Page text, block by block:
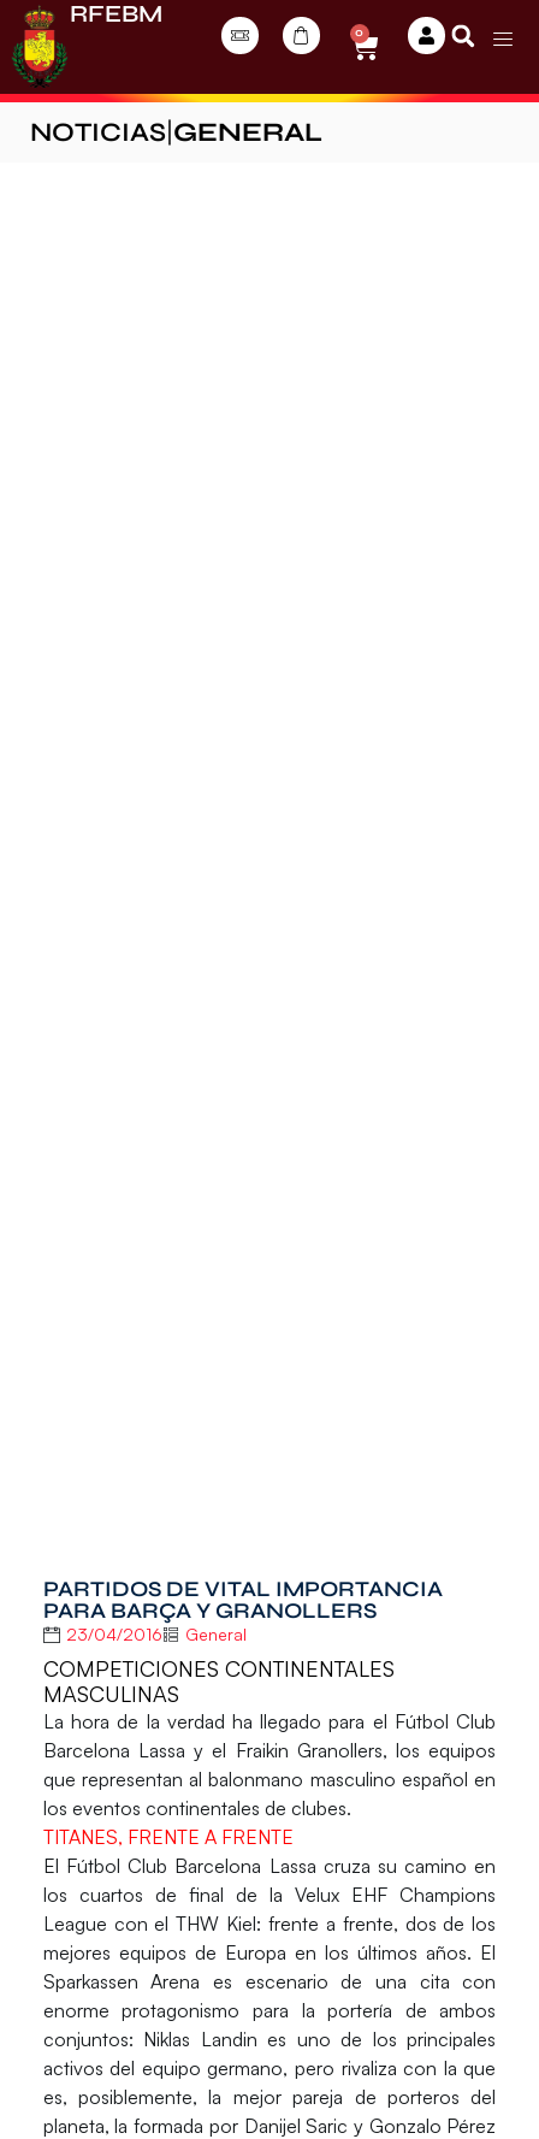
RFEBM
0
NOTICIAS GENERAL
PARTIDOS DE VITAL IMPORTANCIA
PARA BARÇA Y GRANOLLERS
23/04/2016 General
COMPETICIONES CONTINENTALES
MASCULINAS
La hora de la verdad ha llegado para el Fútbol Club
Barcelona Lassa y el Fraikin Granollers, los equipos
que representan al balonmano masculino español en
los eventos continentales de clubes.
TITANES, FRENTE A FRENTE
El Fútbol Club Barcelona Lassa cruza su camino en
los cuartos de final de la Velux EHF Champions
League con elTHW Kiel: frente a frente, dos de los
mejores equipos de Europa en los últimos años. El
Sparkassen Arena es escenario de una cita con
enorme protagonismo para la portería de ambos
conjuntos: Niklas Landin es uno de los principales
activos del equipo germano, pero rivaliza con la que
es, posiblemente, la mejor pareja de porteros del
planeta, la formada por Danijel Saric y Gonzalo Pérez